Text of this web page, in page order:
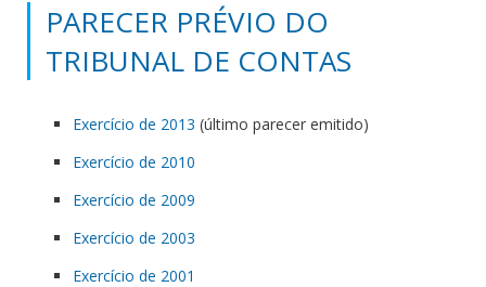
PARECER PRÉVIO DO
TRIBUNAL DE CONTAS
Exercício de 2013 (último parecer emitido)
Exercício de 2010
Exercício de 2009
Exercício de 2003
Exercício de 2001